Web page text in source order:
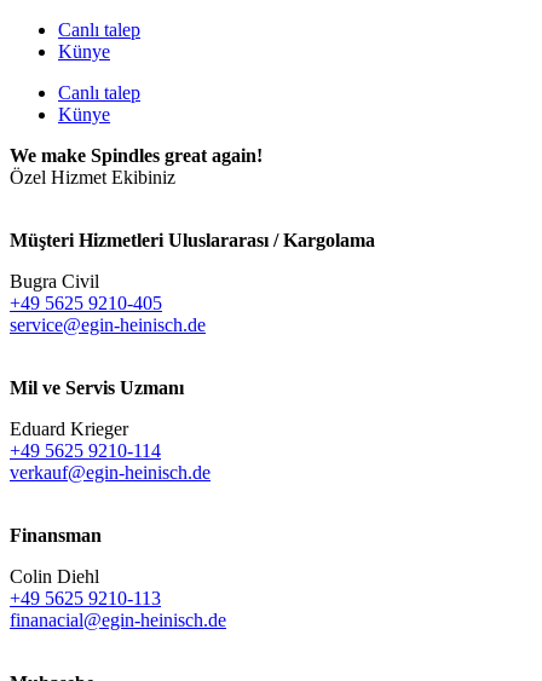
Canlı talep
Künye
Canlı talep
Künye
We make Spindles great again!
Özel Hizmet Ekibiniz
Müşteri Hizmetleri Uluslararası / Kargolama
Bugra Civil
+49 5625 9210-405
service@egin-heinisch.de
Mil ve Servis Uzmanı
Eduard Krieger
+49 5625 9210-114
verkauf@egin-heinisch.de
Finansman
Colin Diehl
+49 5625 9210-113
finanacial@egin-heinisch.de